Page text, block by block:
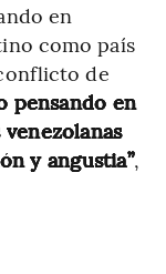
en
como país
de
pensando en
y angustia”,